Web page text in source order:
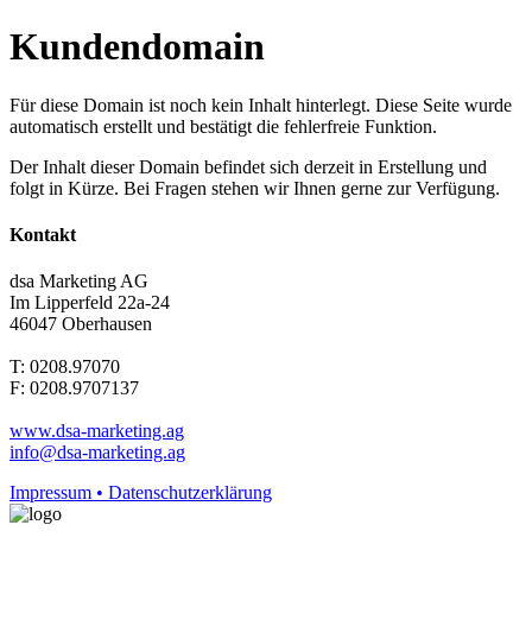
Kundendomain
Für diese Domain ist noch kein Inhalt hinterlegt. Diese Seite wurde
automatisch erstellt und bestätigt die fehlerfreie Funktion.
Der Inhalt dieser Domain befindet sich derzeit in Erstellung und
folgt in Kürze. Bei Fragen stehen wir Ihnen gerne zur Verfügung.
Kontakt
dsa Marketing AG
Im Lipperfeld 22a-24
46047 Oberhausen
T: 0208.97070
F: 0208.9707137
www.dsa-marketing.ag
info@dsa-marketing.ag
Impressum • Datenschutzerklärung